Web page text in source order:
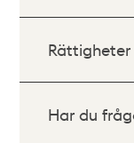
Rättigheter
Har du